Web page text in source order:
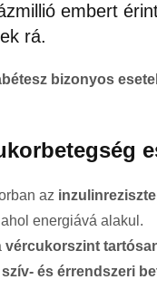
embert
rá.
bizonyos
az
energiává alakul.
vércukorszint
szív- és érrendszeri